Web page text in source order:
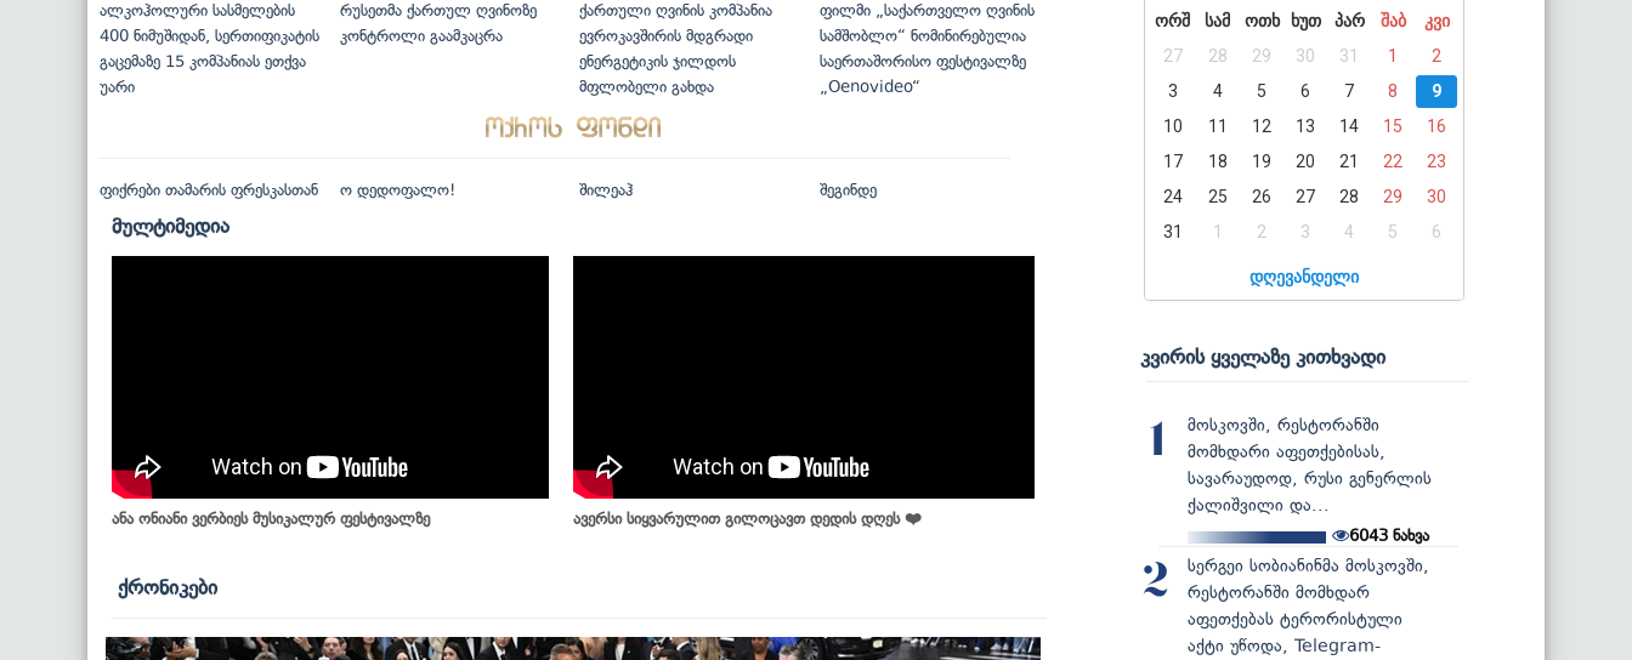
ალკოჰოლური სასმელების
400 ნიმუშიდან, სერთიფიკატის
გაცემაზე 15 კომპანიას ეთქვა
უარი
რუსეთმა ქართულ ღვინოზე
კონტროლი გაამკაცრა
ქართული ღვინის კომპანია
ევროკავშირის მდგრადი
ენერგეტიკის ჯილდოს
მფლობელი გახდა
ფილმი „საქართველო ღვინის
სამშობლო“ ნომინირებულია
საერთაშორისო ფესტივალზე
„Oenovideo“
ფიქრები თამარის ფრესკასთან ო დედოფალო! შილეაჰ შეგინდე
მულტიმედია
ანა ონიანი ვერბიეს მუსიკალურ ფესტივალზე ავერსი სიყვარულით გილოცავთ დედის დღეს ❤️
ქრონიკები
ორშ
სამ ოთხ ხუთ პარ შაბ
კვი
27
28 29 30 31 1
2
3
4 5 6 7 8
9
10
11 12 13 14 15
16
17
18 19 20 21 22
23
24
25 26 27 28 29
30
31
1 2 3 4 5 6
დღევანდელი
კვირის ყველაზე კითხვადი
1
მოსკოვში, რესტორანში
მომხდარი აფეთქებისას,
სავარაუდოდ, რუსი გენერლის
ქალიშვილი და...
6043 ნახვა
2
სერგეი სობიანინმა მოსკოვში,
რესტორანში მომხდარ
აფეთქებას ტერორისტული
აქტი უწოდა, Telegram-